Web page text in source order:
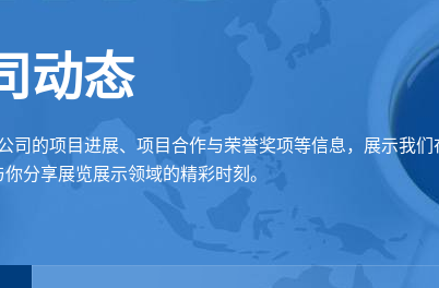
动态
的项目进展、项目合作与荣誉奖项等信息，展示我
分享展览展示领域的精彩时刻。